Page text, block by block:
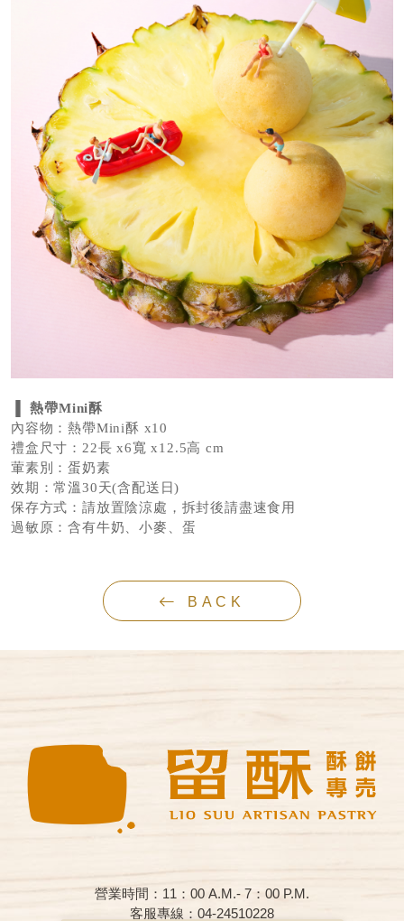
▐熱帶Mini酥
內容物：熱帶Mini酥 x10
禮盒尺寸：22長 x6寬 x12.5高 cm
葷素別：蛋奶素
效期：常溫30天(含配送日)
保存方式：請放置陰涼處，拆封後請盡速食用
過敏原：含有牛奶、小麥、蛋
BACK
營業時間：11：00 A.M.- 7：00 P.M.
客服專線：04-24510228